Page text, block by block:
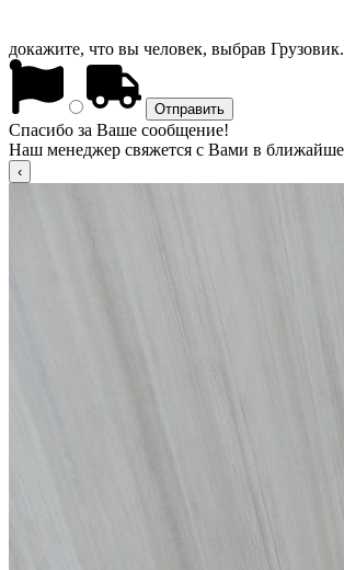
докажите, что вы человек, выбрав Грузовик.
Спасибо за Ваше сообщение!
Наш менеджер свяжется с Вами в